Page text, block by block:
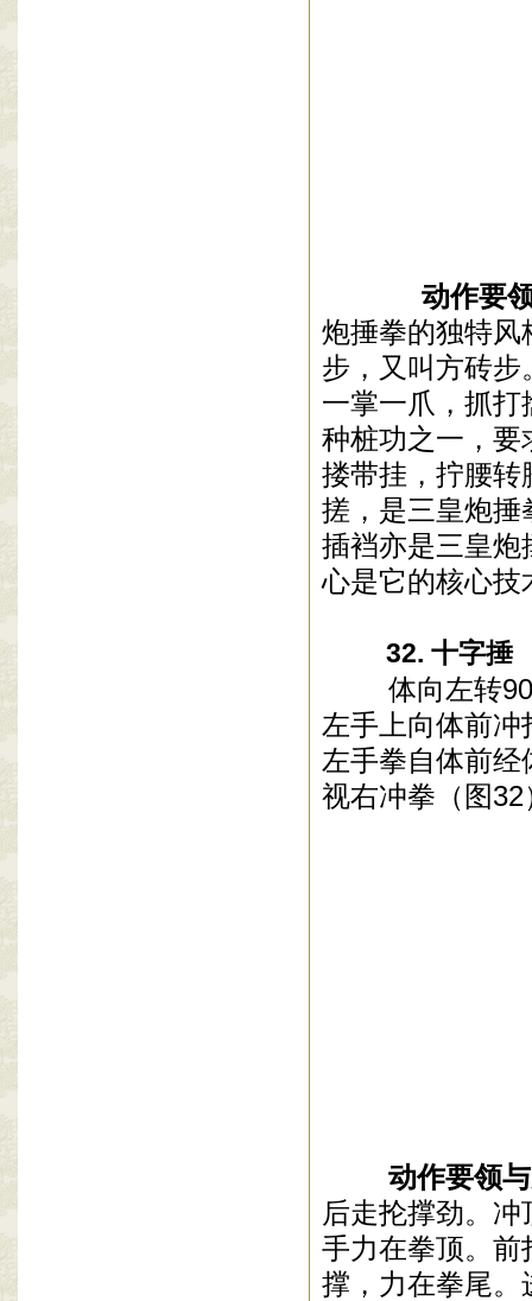
动作要
炮捶拳的独特风
步，又叫方砖
一掌一爪，抓
种桩功之一，要
搂带挂，拧腰转
搓，是三皇炮捶
插裆亦是三皇炮
心是它的核心
32. 十字捶
体向左转90
左手上向体前
左手拳自体前
视右冲拳（图32
动作要领
后走抡撑劲。
手力在拳顶。前
撑，力在拳尾。